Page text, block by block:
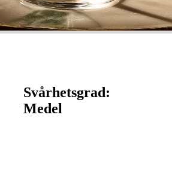
Svårhetsgrad:
Medel